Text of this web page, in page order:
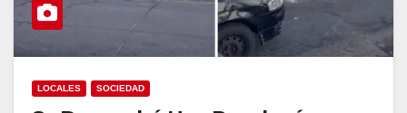
LOCALES SOCIEDAD